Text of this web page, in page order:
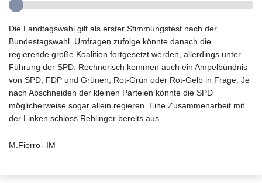
Die Landtagswahl gilt als erster Stimmungstest nach der
Bundestagswahl. Umfragen zufolge könnte danach die
regierende große Koalition fortgesetzt werden, allerdings unter
Führung der SPD. Rechnerisch kommen auch ein Ampelbündnis
von SPD, FDP und Grünen, Rot-Grün oder Rot-Gelb in Frage. Je
nach Abschneiden der kleinen Parteien könnte die SPD
möglicherweise sogar allein regieren. Eine Zusammenarbeit mit
der Linken schloss Rehlinger bereits aus.
M.Fierro--IM